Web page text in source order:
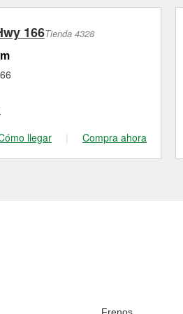
166Tienda 4328
llegar | Compra ahora